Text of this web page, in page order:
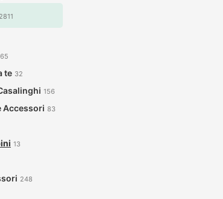
2811
te 32
156
Accessori 83
13
248